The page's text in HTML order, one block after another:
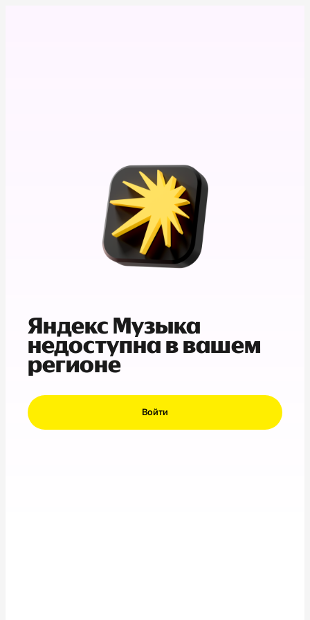
Яндекс Музыка
недоступна в вашем
регионе
Войти